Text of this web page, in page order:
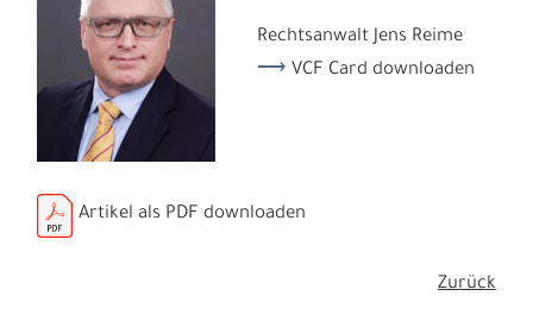
Rechtsanwalt Jens Reime
VCF Card downloaden
Artikel als PDF downloaden
Zurück